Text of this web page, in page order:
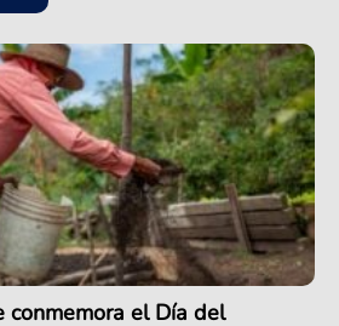
conmemora el Día del